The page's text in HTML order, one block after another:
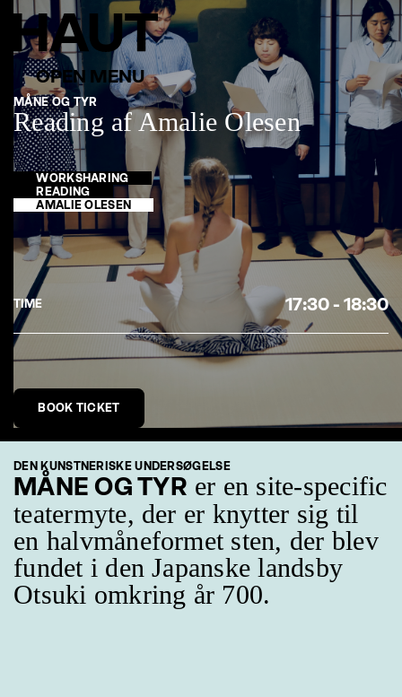
MÅNE OG TYR
Reading af Amalie Olesen
WORKSHARING
READING
AMALIE OLESEN
TIME 17:30 - 18:30
BOOK TICKET
DEN KUNSTNERISKE UNDERSØGELSE
MÅNE OG TYR er en site-specific
teatermyte, der er knytter sig til
en halvmåneformet sten, der blev
fundet i den Japanske landsby
Otsuki omkring år 700.